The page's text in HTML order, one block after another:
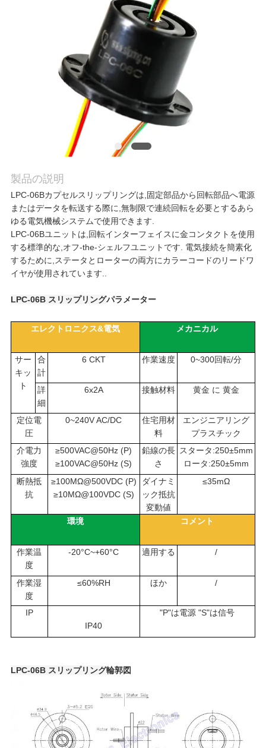
達
に
連
絡
い
引
を
要
求
し
な
さ
地
PRIVACY
製品の説明
LPC-06Bカプセルスリップリングは,固定部品から回転部品へ電源
またはデータを転送する際に,無制限で連続回転を必要とするあら
ゆる電気機械システムで使用できます.
LPC-06Bユニットは,回転インターフェイスに金コンタクトを使用
する標準的な,オフ-the-シェルフユニットです. 電気接続を簡素化
するために,ステータとローターの両方にカラーコードのリードワ
イヤが使用されています..
LPC-06B スリップリングパラメーター
エレクトロニクス&電気 メカニカル
サー
キッ
ト
合
計
6 CKT 作業速度 0~300回転/分
詳
細
6x2A 接触材料 黄金 に 黄金
定位電
圧
0~240V AC/DC
住宅用材
料
エンジニアリング
プラスチック
介電力
強度
≥500VAC@50Hz (P)
≥100VAC@50Hz (S)
鉛線の長
さ
スタータ:250±5mm
ロータ:250±5mm
断熱抵
抗
≥100MΩ@500VDC (P)
≥10MΩ@100VDC (S)
ダイナミ
ック抵抗
変動値
≤35mΩ
環境 コメント
作業温
度
-20°C~+60°C 適用する /
作業湿
度
≤60%RH ほか /
IP
IP40
"P"は電源 "S"は信号
LPC-06B スリップリング輪郭図